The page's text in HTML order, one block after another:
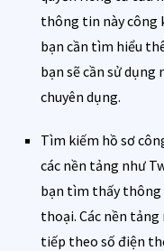
thông tin này công
bạn cần tìm hiểu
bạn sẽ cần sử
chuyên dụng.
Tìm kiếm hồ sơ
các nền tảng như
bạn tìm thấy thông
thoại. Các nền
tiếp theo số điện